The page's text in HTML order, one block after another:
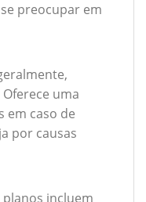
preocupar em
uma
em caso de
por causas
incluem